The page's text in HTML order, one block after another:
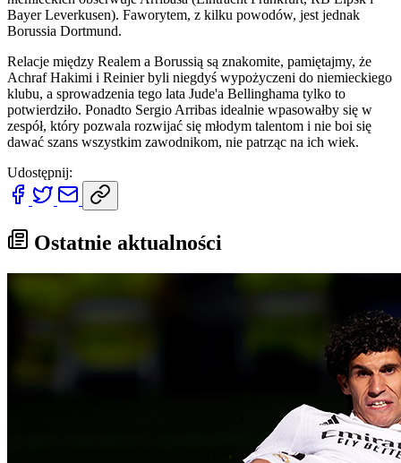
Bayer Leverkusen). Faworytem, z kilku powodów, jest jednak
Borussia Dortmund.
Relacje między Realem a Borussią są znakomite, pamiętajmy, że
Achraf Hakimi i Reinier byli niegdyś wypożyczeni do niemieckiego
klubu, a sprowadzenia tego lata Jude'a Bellinghama tylko to
potwierdziło. Ponadto Sergio Arribas idealnie wpasowałby się w
zespół, który pozwala rozwijać się młodym talentom i nie boi się
dawać szans wszystkim zawodnikom, nie patrząc na ich wiek.
Udostępnij:
Ostatnie aktualności